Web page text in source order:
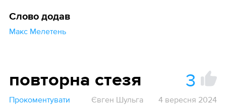
Слово додав
Макс Мелетень
повторна стезя 3
Прокоментувати Євген Шульга 4 вересня 2024